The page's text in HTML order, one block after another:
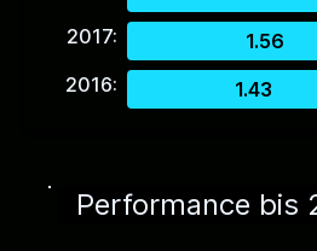
2017:
1.56
2016:
1.43
Performance bis